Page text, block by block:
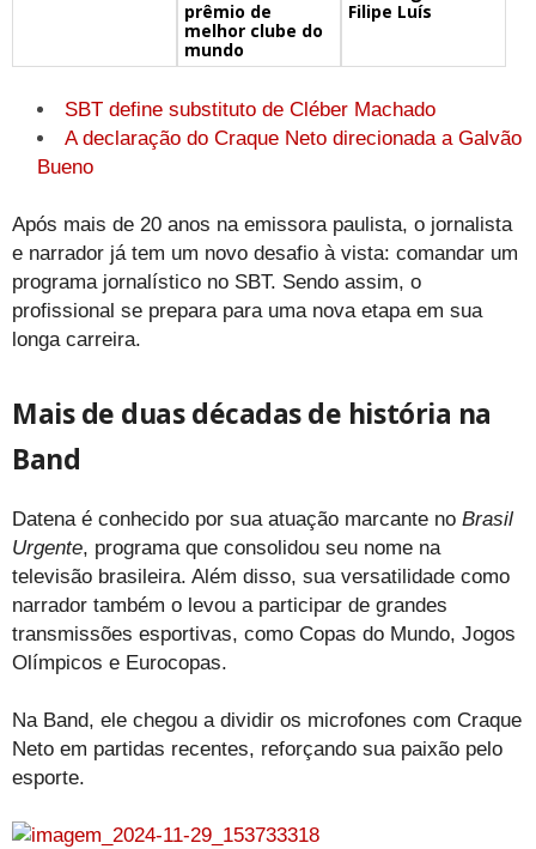
prêmio de
melhor clube do
mundo
Filipe Luís
SBT define substituto de Cléber Machado
A declaração do Craque Neto direcionada a Galvão
Bueno
Após mais de 20 anos na emissora paulista, o jornalista
e narrador já tem um novo desafio à vista: comandar um
programa jornalístico no SBT. Sendo assim, o
profissional se prepara para uma nova etapa em sua
longa carreira.
Mais de duas décadas de história na
Band
Datena é conhecido por sua atuação marcante no Brasil
Urgente, programa que consolidou seu nome na
televisão brasileira. Além disso, sua versatilidade como
narrador também o levou a participar de grandes
transmissões esportivas, como Copas do Mundo, Jogos
Olímpicos e Eurocopas.
Na Band, ele chegou a dividir os microfones com Craque
Neto em partidas recentes, reforçando sua paixão pelo
esporte.